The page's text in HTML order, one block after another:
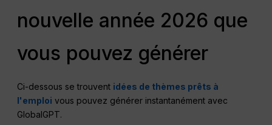
nouvelle année 2026 que
vous pouvez générer
Ci-dessous se trouvent idées de thèmes prêts à
l'emploi vous pouvez générer instantanément avec
GlobalGPT.